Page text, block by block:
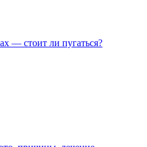
— стоит ли пугаться?